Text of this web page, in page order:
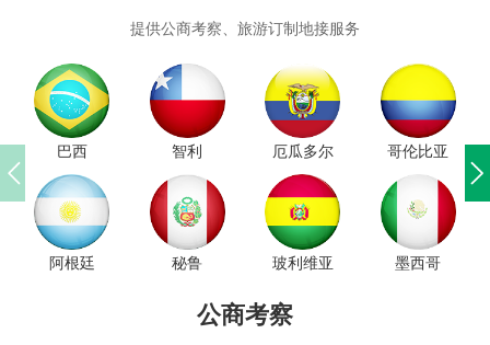
提供公商考察、旅游订制地接服务
巴西
阿根廷
智利
秘鲁
厄瓜多尔
玻利维亚
哥伦比亚
墨西哥
公商考察